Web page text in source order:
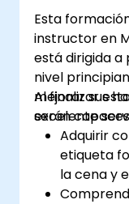
Esta
instructor en
está dirigida a
nivel
mejorar sus
excelente
Al finalizar
serán
Adquirir
etiqueta
la cena y